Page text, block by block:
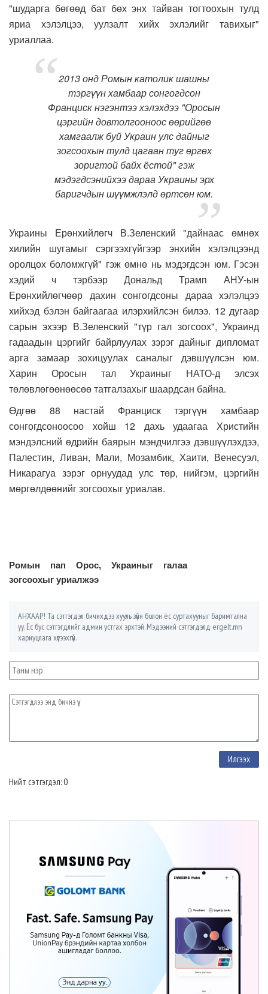
"шударга бөгөөд бат бөх энх тайван тогтоохын тулд
яриа хэлэлцээ, уулзалт хийх эхлэлийг тавихыг"
уриаллаа.
2013 онд Ромын католик шашны
тэргүүн хамбаар сонгогдсон
Франциск нэгэнтээ хэлэхдээ "Оросын
цэргийн довтолгооноос өөрийгөө
хамгаалж буй Украин улс дайныг
зогсоохын тулд цагаан туг өргөх
зоригтой байх ёстой" гэж
мэдэгдсэнийхээ дараа Украины эрх
баригчдын шүүмжлэлд өртсөн юм.
Украины Ерөнхийлөгч В.Зеленский "дайнаас өмнөх
хилийн шугамыг сэргээхгүйгээр энхийн хэлэлцээнд
оролцох боломжгүй" гэж өмнө нь мэдэгдсэн юм. Гэсэн
хэдий ч тэрбээр Дональд Трамп АНУ-ын
Ерөнхийлөгчөөр дахин сонгогдсоны дараа хэлэлцээ
хийхэд бэлэн байгаагаа илэрхийлсэн билээ. 12 дугаар
сарын эхээр В.Зеленский "түр гал зогсоох", Украинд
гадаадын цэргийг байрлуулах зэрэг дайныг дипломат
арга замаар зохицуулах саналыг дэвшүүлсэн юм.
Харин Оросын тал Украиныг НАТО-д элсэх
төлөвлөгөөнөөсөө татгалзахыг шаардсан байна.
Өдгөө 88 настай Франциск тэргүүн хамбаар
сонгогдсоноосоо хойш 12 дахь удаагаа Христийн
мэндэлсний өдрийн баярын мэндчилгээ дэвшүүлэхдээ,
Палестин, Ливан, Мали, Мозамбик, Хаити, Венесуэл,
Никарагуа зэрэг орнуудад улс төр, нийгэм, цэргийн
мөргөлдөөнийг зогсоохыг уриалав.
Ромын пап Орос, Украиныг галаа
зогсоохыг уриалжээ
АНХААР! Та сэтгэгдэл бичихдээ хууль зүйн болон ёс суртахууныг баримтална
уу. Ёс бус сэтгэгдлийг админ устгах эрхтэй. Мэдээний сэтгэгдэлд ergelt.mn
хариуцлага хүлээхгүй.
Нийт сэтгэгдэл: 0